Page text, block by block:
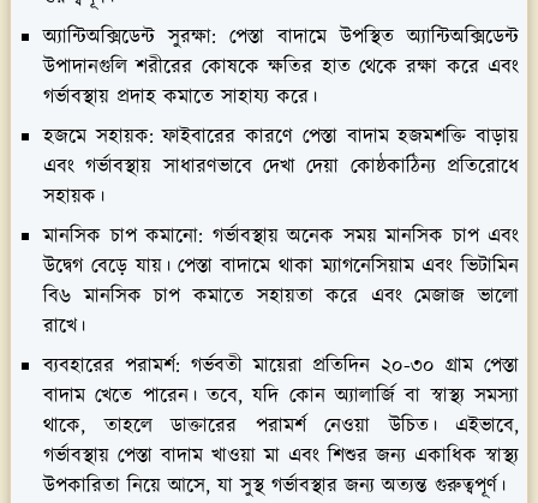
অ্যান্টিঅক্সিডেন্ট সুরক্ষা: পেস্তা বাদামে উপস্থিত অ্যান্টিঅক্সিডেন্ট
উপাদানগুলি শরীরের কোষকে ক্ষতির হাত থেকে রক্ষা করে এবং
গর্ভাবস্থায় প্রদাহ কমাতে সাহায্য করে।
হজমে সহায়ক: ফাইবারের কারণে পেস্তা বাদাম হজমশক্তি বাড়ায়
এবং গর্ভাবস্থায় সাধারণভাবে দেখা দেয়া কোষ্ঠকাঠিন্য প্রতিরোধে
সহায়ক।
মানসিক চাপ কমানো: গর্ভাবস্থায় অনেক সময় মানসিক চাপ এবং
উদ্বেগ বেড়ে যায়। পেস্তা বাদামে থাকা ম্যাগনেসিয়াম এবং ভিটামিন
বি৬ মানসিক চাপ কমাতে সহায়তা করে এবং মেজাজ ভালো
রাখে।
ব্যবহারের পরামর্শ: গর্ভবতী মায়েরা প্রতিদিন ২০-৩০ গ্রাম পেস্তা
বাদাম খেতে পারেন। তবে, যদি কোন অ্যালার্জি বা স্বাস্থ্য সমস্যা
থাকে, তাহলে ডাক্তারের পরামর্শ নেওয়া উচিত। এইভাবে,
গর্ভাবস্থায় পেস্তা বাদাম খাওয়া মা এবং শিশুর জন্য একাধিক স্বাস্থ্য
উপকারিতা নিয়ে আসে, যা সুস্থ গর্ভাবস্থার জন্য অত্যন্ত গুরুত্বপূর্ণ।